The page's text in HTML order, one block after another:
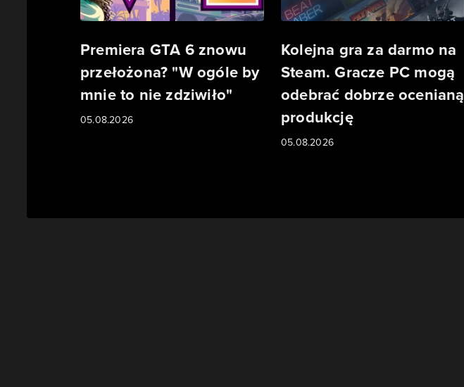
Premiera GTA 6 znowu
przełożona? "W ogóle by
mnie to nie zdziwiło"
05.08.2026
Kolejna gra za darmo na
Steam. Gracze PC mogą
odebrać dobrze ocenianą
produkcję
05.08.2026